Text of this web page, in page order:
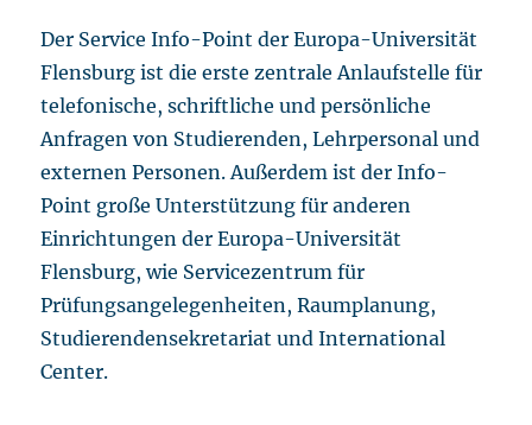
Der Service Info-Point der Europa-Universität
Flensburg ist die erste zentrale Anlaufstelle für
telefonische, schriftliche und persönliche
Anfragen von Studierenden, Lehrpersonal und
externen Personen. Außerdem ist der Info-
Point große Unterstützung für anderen
Einrichtungen der Europa-Universität
Flensburg, wie Servicezentrum für
Prüfungsangelegenheiten, Raumplanung,
Studierendensekretariat und International
Center.